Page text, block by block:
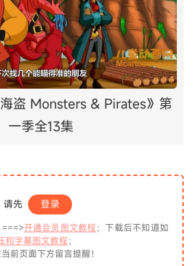
盗 Monsters & Pirates》第
一季全13集
请先 登录
===>开通会员图文教程；下载后不知道如
和字幕图文教程；
前页面下方留言提醒！